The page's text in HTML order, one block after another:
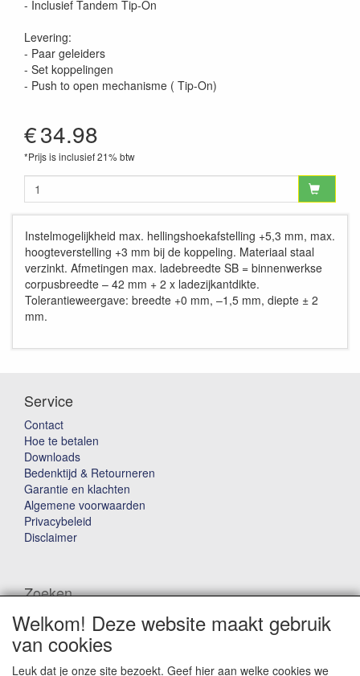
- Inclusief Tandem Tip-On
Levering:
- Paar geleiders
- Set koppelingen
- Push to open mechanisme ( Tip-On)
€34.98
*Prijs is inclusief 21% btw
Instelmogelijkheid max. hellingshoekafstelling +5,3 mm, max.
hoogteverstelling +3 mm bij de koppeling. Materiaal staal
verzinkt. Afmetingen max. ladebreedte SB = binnenwerkse
corpusbreedte – 42 mm + 2 x ladezijkantdikte.
Tolerantieweergave: breedte +0 mm, –1,5 mm, diepte ± 2
mm.
Service
Contact
Hoe te betalen
Downloads
Bedenktijd & Retourneren
Garantie en klachten
Algemene voorwaarden
Privacybeleid
Disclaimer
Zoeken
Waar ben je naar op zoek?
Welkom! Deze website maakt gebruik
van cookies
Leuk dat je onze site bezoekt. Geef hier aan welke cookies we